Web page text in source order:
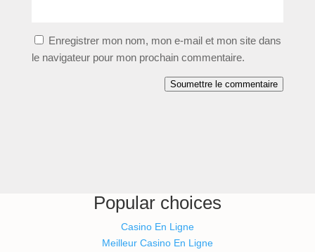
Enregistrer mon nom, mon e-mail et mon site dans
le navigateur pour mon prochain commentaire.
Soumettre le commentaire
Popular choices
Casino En Ligne
Meilleur Casino En Ligne